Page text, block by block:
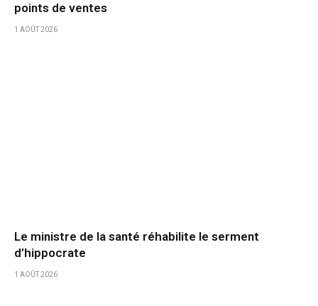
points de ventes
1 AOÛT 2026
Le ministre de la santé réhabilite le serment
d’hippocrate
1 AOÛT 2026